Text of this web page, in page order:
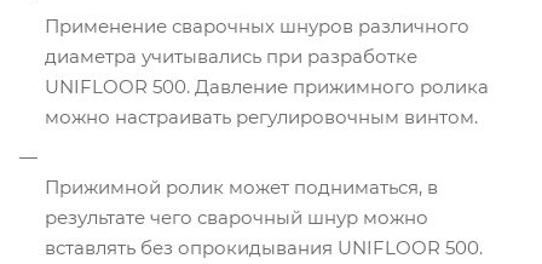
Применение сварочных шнуров различного
диаметра учитывались при разработке
UNIFLOOR 500. Давление прижимного ролика
можно настраивать регулировочным винтом.
Прижимной ролик может подниматься, в
результате чего сварочный шнур можно
вставлять без опрокидывания UNIFLOOR 500.